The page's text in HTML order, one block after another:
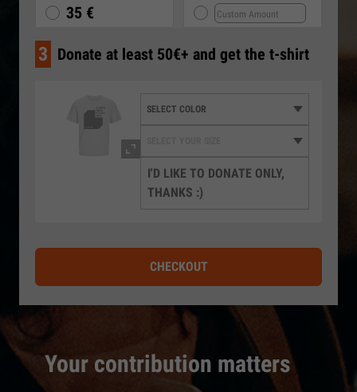
Your contribution matters
35 €
3 Donate at least 50€+ and get the t-shirt
I'D LIKE TO DONATE ONLY,
THANKS :)
CHECKOUT